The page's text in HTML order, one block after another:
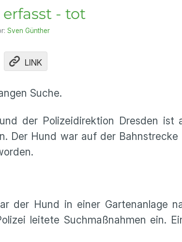
- tot
Sven Günther
LINK
Suche.
der Polizeidirektion Dresden ist
Der Hund war auf der
der Hund in einer Gartenanlage
leitete Suchmaßnahmen ein.